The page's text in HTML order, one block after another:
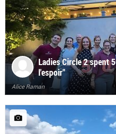
Ladies Circle 2 spent
l'espoir"
Alice Raman